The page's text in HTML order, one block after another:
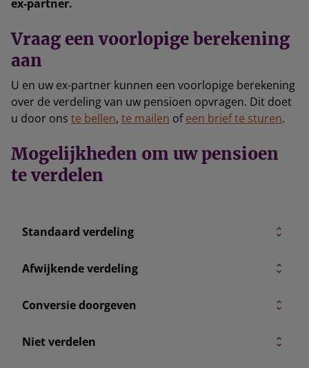
ex-partner.
Vraag een voorlopige berekening
aan
U en uw ex-partner kunnen een voorlopige berekening
over de verdeling van uw pensioen opvragen. Dit doet
u door ons te bellen, te mailen ofeen brief te sturen.
Mogelijkheden om uw pensioen
te verdelen
Standaard verdeling
Afwijkende verdeling
Conversie doorgeven
Niet verdelen